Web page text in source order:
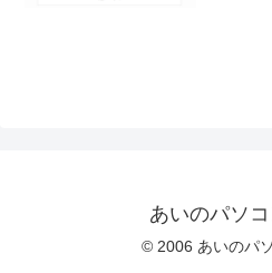
あいのパソ
© 2006 あいのパ